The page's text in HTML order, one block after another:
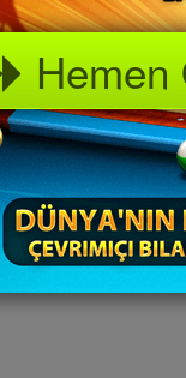
Hemen